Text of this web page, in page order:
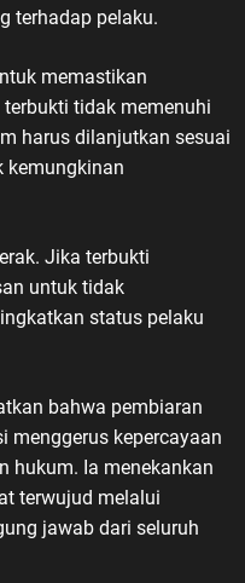
terhadap pelaku.
memastikan
tidak memenuhi
harus dilanjutkan sesuai
kemungkinan
Jika terbukti
untuk tidak
status pelaku
bahwa pembiaran
menggerus kepercayaan
hukum. Ia menekankan
terwujud melalui
jawab dari seluruh